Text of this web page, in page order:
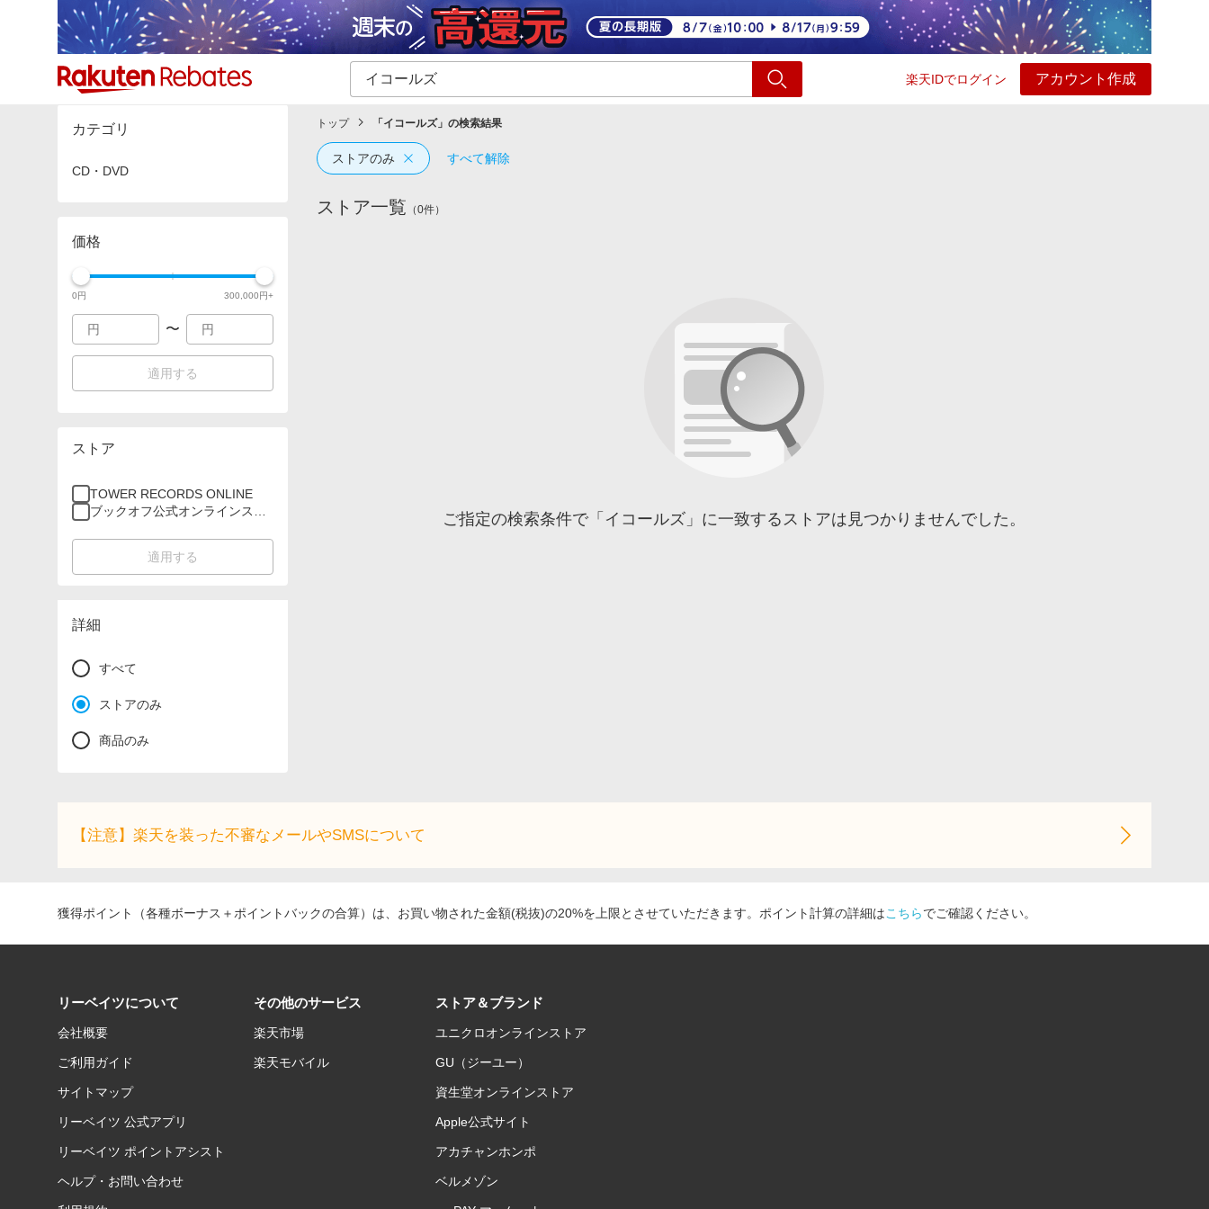
楽天IDでログイン アカウント作成
カテゴリー一覧 イベント一覧 ショッピング
カテゴリ
CD・DVD
価格
0円 300,000円+
〜
適用する
ストア
TOWER RECORDS ONLINE
ブックオフ公式オンラインスト
適用する
詳細
すべて
ストアのみ
商品のみ
トップ 「 イコールズ」の検索結果
ストアのみ すべて解除
ストア一覧 （0件）
ご指定の検索条件で「イコールズ」に一致するストアは見つかりませんでした。
【注意】楽天を装った不審なメールやSMSについて
獲得ポイント（各種ボーナス＋ポイントバックの合算）は、お買い物された金額(税抜)の20%を上限とさせていただきます。ポイント計算の詳細はこちらでご確認ください。
リーベイツについて
会社概要
ご利用ガイド
サイトマップ
リーベイツ 公式アプリ
リーベイツ ポイントアシスト
ヘルプ・お問い合わせ
その他のサービス
楽天市場
楽天モバイル
ストア＆ブランド
ユニクロオンラインストア
GU（ジーユー）
資生堂オンラインストア
Apple公式サイト
アカチャンホンポ
ベルメゾン